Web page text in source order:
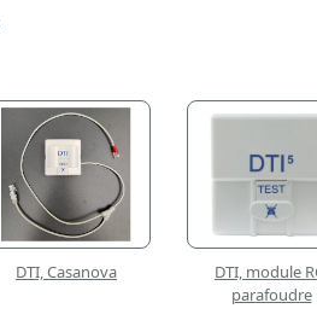
DTI, Casanova
DTI, module
parafoudre